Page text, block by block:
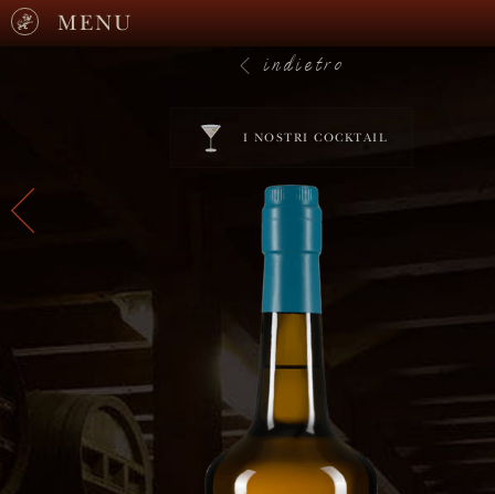
MENU
indietro
I NOSTRI COCKTAIL